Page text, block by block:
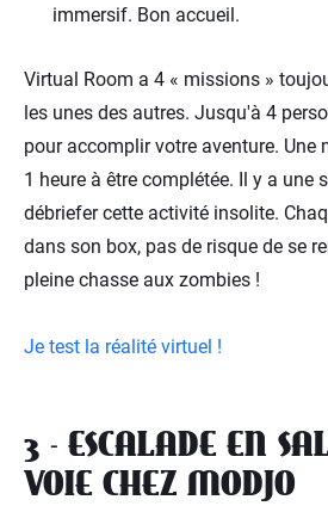
immersif. Bon accueil.
Virtual Room a 4 « missions »
les unes des autres. Jusqu'à 4
pour accomplir votre aventure. Une
1 heure à être complétée. Il y a une
débriefer cette activité insolite.
dans son box, pas de risque de se
pleine chasse aux zombies !
Je test la réalité virtuel !
3 - ESCALADE EN
VOIE CHEZ MODJO